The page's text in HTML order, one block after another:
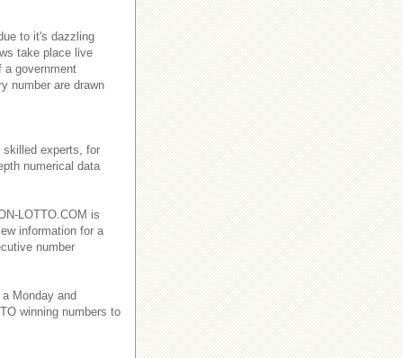
to it's dazzling
take place live
a government
number are drawn
skilled experts, for
numerical data
LOTTO.COM is
information for a
number
Monday and
winning numbers to